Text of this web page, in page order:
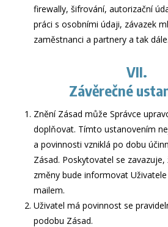
firewally, šifrování, autorizační
práci s osobními údaji, závazek
zaměstnanci a partnery a tak dále.
VII.
Závěrečné
Znění Zásad může Správce
doplňovat. Tímto ustanovením
a povinnosti vzniklá po dobu
Zásad. Poskytovatel se
změny bude informovat
mailem.
Uživatel má povinnost se
podobu Zásad.